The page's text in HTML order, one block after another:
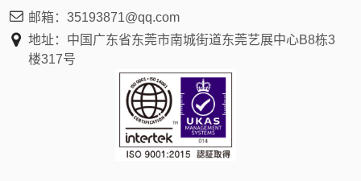
邮箱： 35193871@qq.com
地址：中国广东省东莞市南城街道东莞艺展中心B8栋3
楼317号